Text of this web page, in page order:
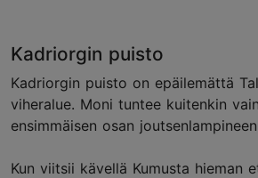
Kadriorgin puisto
Kadriorgin puisto on epäilemättä
viheralue. Moni tuntee kuitenkin
ensimmäisen osan
Kun viitsii kävellä Kumusta hieman